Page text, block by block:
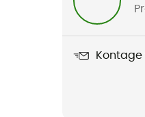
Anvendt teknologi
Kontage